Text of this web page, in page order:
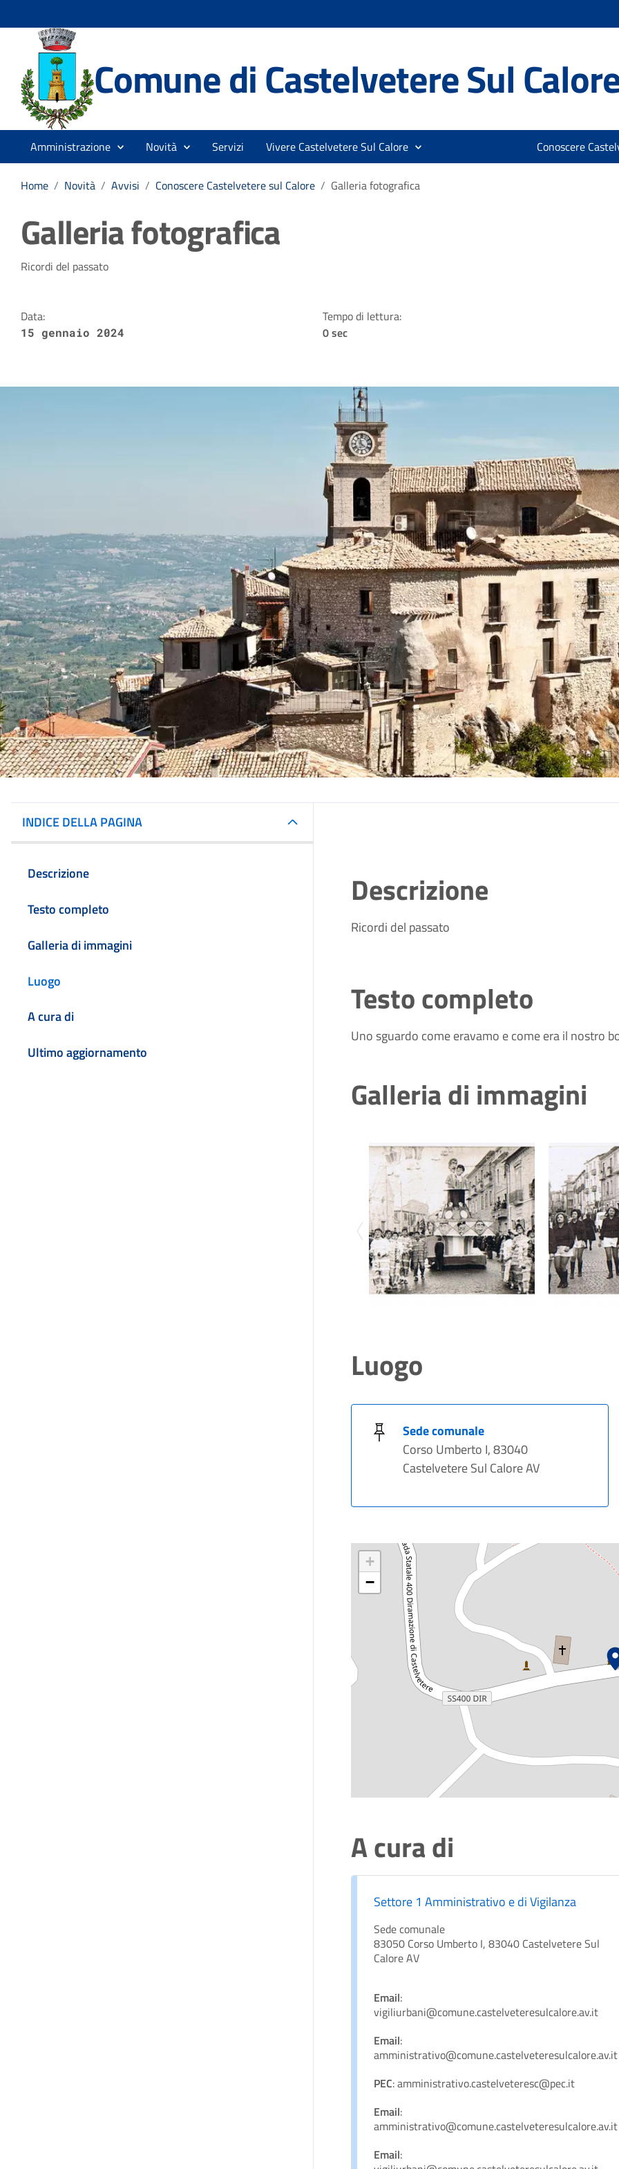
Comune di Castelvetere Sul
Amministrazione Novità Servizi Vivere Castelvetere Sul Calore Conoscere
Home / Novità / Avvisi / Conoscere Castelvetere sul Calore / Galleria fotografica
Galleria fotografica
Dettagli della notizia
Ricordi del passato
Data:
15 gennaio 2024
Tempo di lettura:
0 sec
INDICE DELLA PAGINA
Descrizione
Testo completo
Galleria di immagini
Luogo
A cura di
Ultimo aggiornamento
Descrizione
Ricordi del passato
Testo completo
Uno sguardo come eravamo e come era il nostro
Galleria di immagini
Luogo
Sede comunale
Corso Umberto I, 83040
Castelvetere Sul Calore AV
+
−
A cura di
Settore 1 Amministrativo e di Vigilanza
Sede comunale
83050 Corso Umberto I, 83040 Castelvetere Sul
Calore AV
Email:
vigiliurbani@comune.castelveteresulcalore.av.it
Email:
amministrativo@comune.castelveteresulcalore.av.it
PEC: amministrativo.castelveteresc@pec.it
Email:
amministrativo@comune.castelveteresulcalore.av.it
Email: